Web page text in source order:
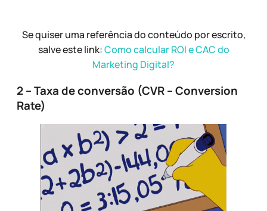
Se quiser uma referência do conteúdo por escrito,
salve este link:Como calcular ROI e CAC do
Marketing Digital?
2 – Taxa de conversão (CVR – Conversion
Rate)